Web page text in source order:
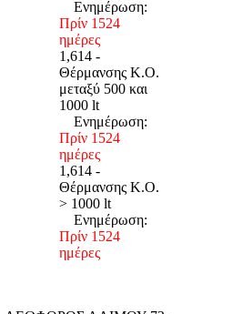
Ενημέρωση:
Πρίν 1524
ημέρες
1,614 -
Θέρμανσης K.O.
μεταξύ 500 και
1000 lt
Ενημέρωση:
Πρίν 1524
ημέρες
1,614 -
Θέρμανσης K.O.
> 1000 lt
Ενημέρωση:
Πρίν 1524
ημέρες